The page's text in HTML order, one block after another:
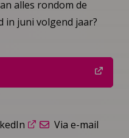
alles rondom de
in juni volgend jaar?
Via e-mail